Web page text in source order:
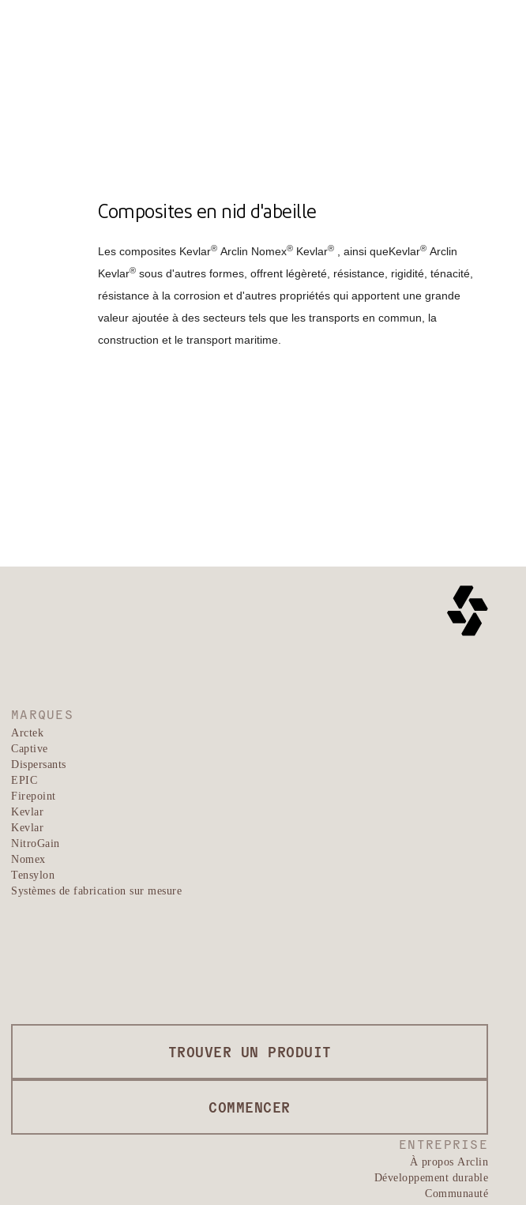
Composites en nid d'abeille
Les composites Kevlar® Arclin Nomex® Kevlar® , ainsi queKevlar® Arclin
Kevlar® sous d'autres formes, offrent légèreté, résistance, rigidité, ténacité,
résistance à la corrosion et d'autres propriétés qui apportent une grande
valeur ajoutée à des secteurs tels que les transports en commun, la
construction et le transport maritime.
MARQUES
Arctek
Captive
Dispersants
EPIC
Firepoint
Kevlar
Kevlar
NitroGain
Nomex
Tensylon
Systèmes de fabrication sur mesure
TROUVER UN PRODUIT
COMMENCER
ENTREPRISE
À propos Arclin
Développement durable
Communauté